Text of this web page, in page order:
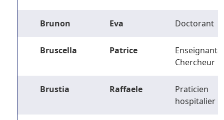
Brunon Eva Doctorant
Bruscella Patrice
Enseignant-
Chercheur
Brustia Raffaele
Praticien
hospitalier